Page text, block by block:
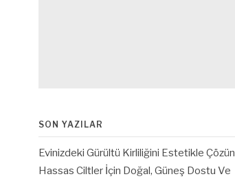
SON YAZILAR
Evinizdeki Gürültü Kirliliğini Estetikle Çözün
Hassas Ciltler İçin Doğal, Güneş Dostu Ve